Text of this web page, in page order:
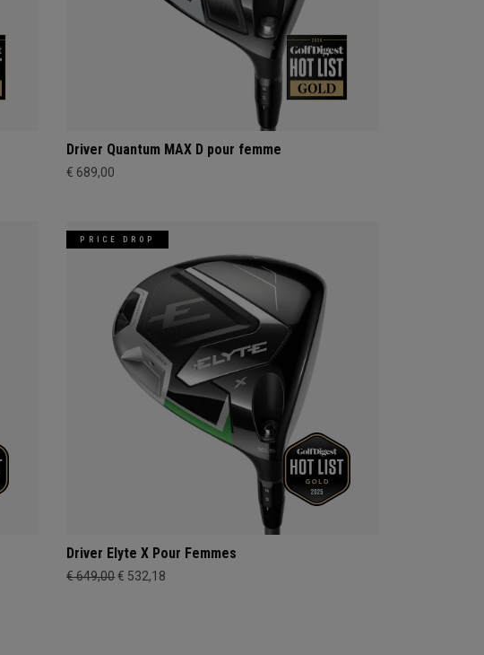
Driver Quantum MAX D pour femme
€ 689,00
PRICE DROP
Driver Elyte X Pour Femmes
€ 649,00€ 532,18